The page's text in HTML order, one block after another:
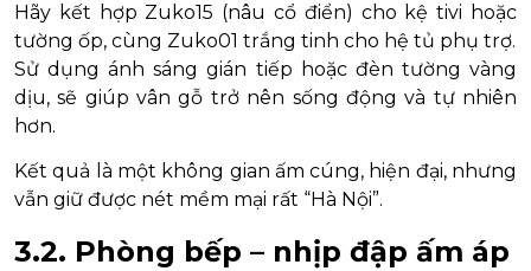
Hãy kết hợp Zuko15 (nâu cổ điển) cho kệ tivi hoặc
tường ốp, cùng Zuko01 trắng tinh cho hệ tủ phụ trợ.
Sử dụng ánh sáng gián tiếp hoặc đèn tường vàng
dịu, sẽ giúp vân gỗ trở nên sống động và tự nhiên
hơn.
Kết quả là một không gian ấm cúng, hiện đại, nhưng
vẫn giữ được nét mềm mại rất “Hà Nội”.
3.2. Phòng bếp – nhịp đập ấm áp